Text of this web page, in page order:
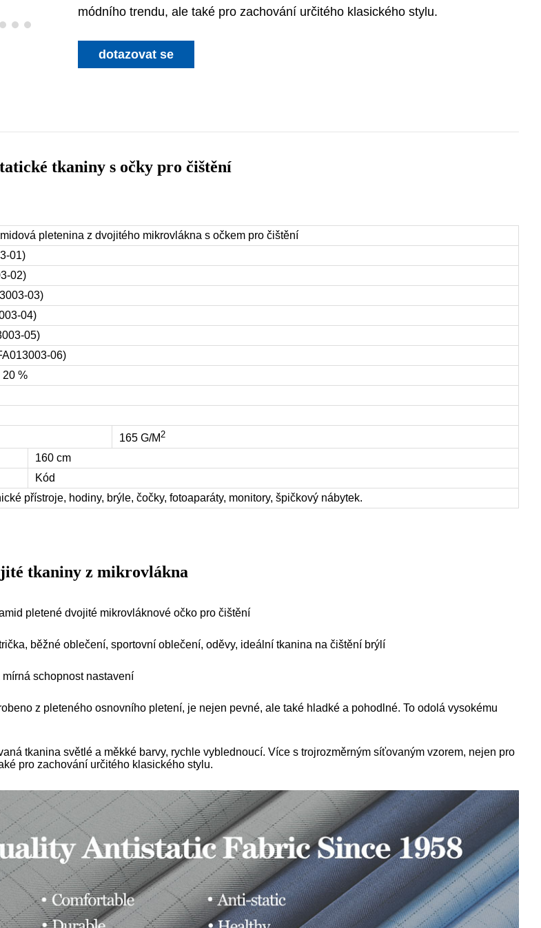
módního trendu, ale také pro zachování určitého klasického stylu.
dotazovat se
tkaniny s očky pro čištění
pletenina z dvojitého mikrovlákna s očkem pro čištění
01)
02)
03)
04)
05)
06)
20 %
165 G/M2
160 cm
Kód
přístroje, hodiny, brýle, čočky, fotoaparáty, monitory, špičkový nábytek.
tkaniny z mikrovlákna
pletené dvojité mikrovláknové očko pro čištění
běžné oblečení, sportovní oblečení, oděvy, ideální tkanina na čištění brýlí
schopnost nastavení
z pleteného osnovního pletení, je nejen pevné, ale také hladké a pohodlné. To odolá vysokému
tkanina světlé a měkké barvy, rychle vyblednoucí. Více s trojrozměrným síťovaným vzorem, nejen pro
pro zachování určitého klasického stylu.